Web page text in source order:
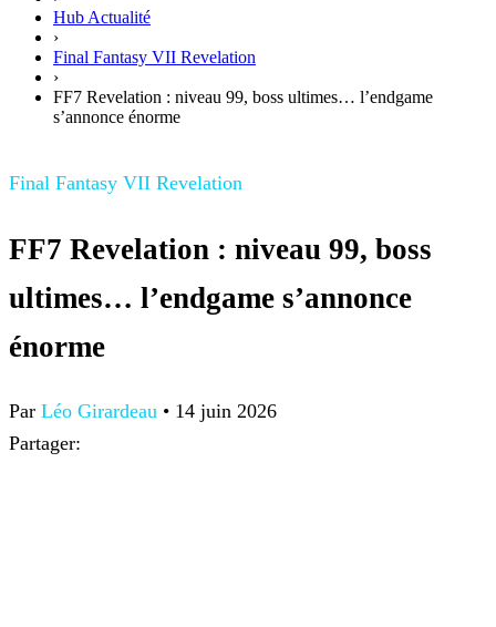
Hub Actualité
›
Final Fantasy VII Revelation
›
FF7 Revelation : niveau 99, boss ultimes… l’endgame
s’annonce énorme
Final Fantasy VII Revelation
FF7 Revelation : niveau 99, boss
ultimes… l’endgame s’annonce
énorme
Par Léo Girardeau • 14 juin 2026
Partager: